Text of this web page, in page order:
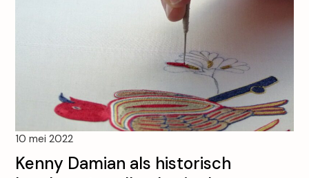
10 mei 2022
Kenny Damian als historisch